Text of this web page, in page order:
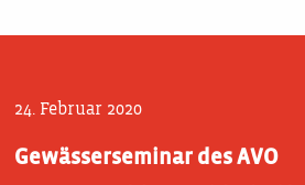
24. Februar 2020
Gewässerseminar des AVO